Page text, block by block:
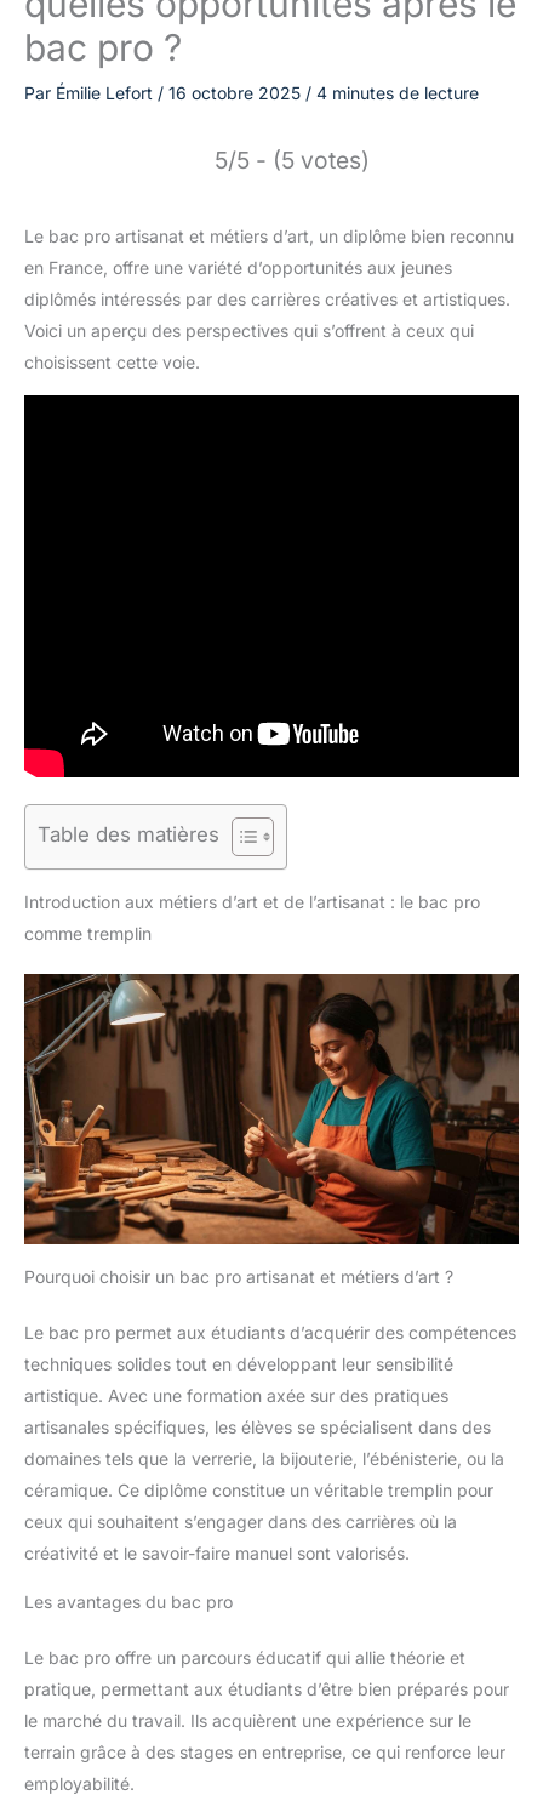
bac pro ?
Par Émilie Lefort / 16 octobre 2025 / 4 minutes de lecture
5/5 - (5 votes)
Le bac pro artisanat et métiers d’art, un diplôme bien reconnu
en France, offre une variété d’opportunités aux jeunes
diplômés intéressés par des carrières créatives et artistiques.
Voici un aperçu des perspectives qui s’offrent à ceux qui
choisissent cette voie.
Table des matières
Introduction aux métiers d’art et de l’artisanat : le bac pro
comme tremplin
Pourquoi choisir un bac pro artisanat et métiers d’art ?
Le bac pro permet aux étudiants d’acquérir des compétences
techniques solides tout en développant leur sensibilité
artistique. Avec une formation axée sur des pratiques
artisanales spécifiques, les élèves se spécialisent dans des
domaines tels que la verrerie, la bijouterie, l’ébénisterie, ou la
céramique. Ce diplôme constitue un véritable tremplin pour
ceux qui souhaitent s’engager dans des carrières où la
créativité et le savoir-faire manuel sont valorisés.
Les avantages du bac pro
Le bac pro offre un parcours éducatif qui allie théorie et
pratique, permettant aux étudiants d’être bien préparés pour
le marché du travail. Ils acquièrent une expérience sur le
terrain grâce à des stages en entreprise, ce qui renforce leur
employabilité.